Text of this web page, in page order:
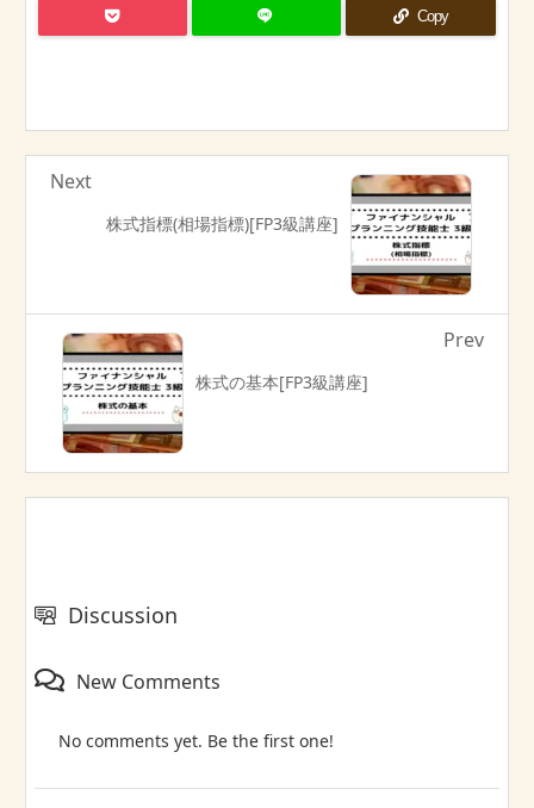
Copy
株式指標(相場指標)[FP3級講座]
Next
株式の基本[FP3級講座]
Prev
Discussion
New Comments
No comments yet. Be the first one!